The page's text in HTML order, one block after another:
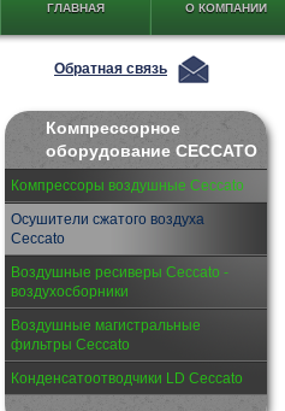
ГЛАВНАЯ О КОМПАНИИ
Обратная связь
Компрессорное
оборудование CECCATO
Компрессоры воздушные Ceccato
Осушители сжатого воздуха
Ceccato
Воздушные ресиверы Ceccato -
воздухосборники
Воздушные магистральные
фильтры Ceccato
Конденсатоотводчики LD Ceccato